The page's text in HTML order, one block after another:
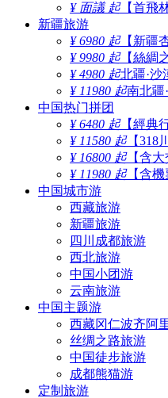
¥ 面議 起【首飛
新疆旅游
¥ 6980 起【新疆
¥ 9980 起【絲綢
¥ 4980 起北疆·沙
¥ 11980 起南北疆
中国热门拼团
¥ 6480 起【經典
¥ 11580 起【318
¥ 16800 起【含
¥ 11980 起【含機
中国城市游
西藏旅游
新疆旅游
四川成都旅游
西北旅游
中国小团游
云南旅游
中国主题游
西藏冈仁波齐阿
丝绸之路旅游
中国徒步旅游
成都熊猫游
定制旅游